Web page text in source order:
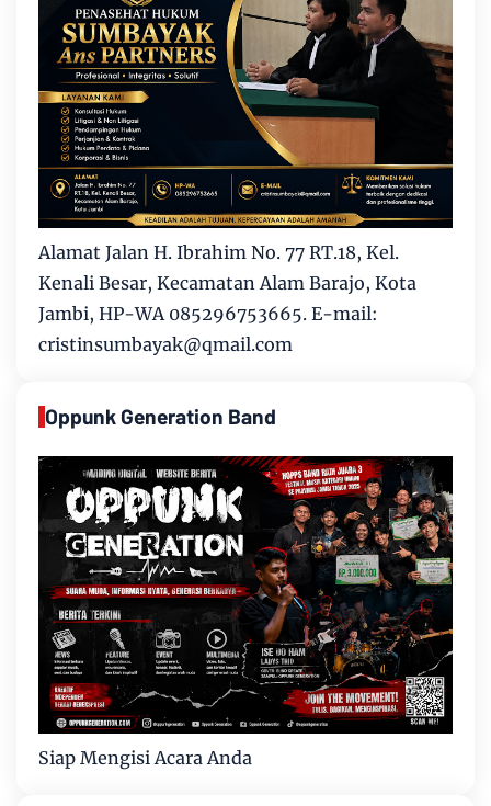
Alamat Jalan H. Ibrahim No. 77 RT.18, Kel.
Kenali Besar, Kecamatan Alam Barajo, Kota
Jambi, HP-WA 085296753665. E-mail:
cristinsumbayak@qmail.com
Oppunk Generation Band
Siap Mengisi Acara Anda